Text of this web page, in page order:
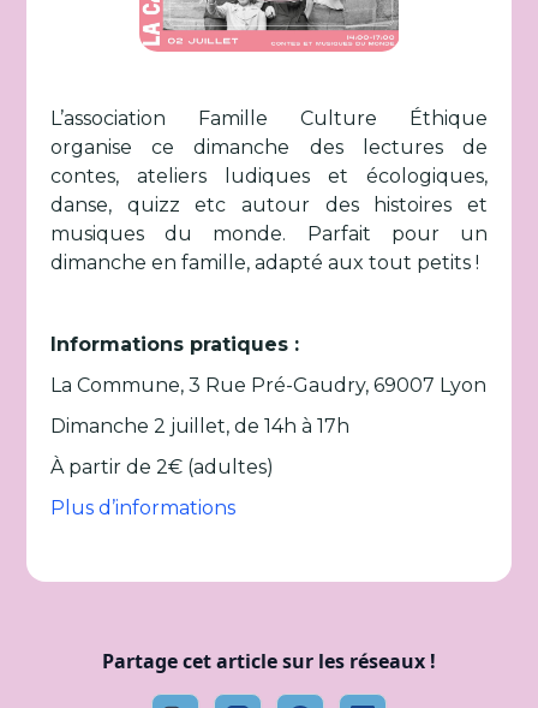
L’association Famille Culture Éthique
organise ce dimanche des lectures de
contes, ateliers ludiques et écologiques,
danse, quizz etc autour des histoires et
musiques du monde. Parfait pour un
dimanche en famille, adapté aux tout petits !
Informations pratiques :
La Commune, 3 Rue Pré-Gaudry, 69007 Lyon
Dimanche 2 juillet, de 14h à 17h
À partir de 2€ (adultes)
Plus d’informations
Partage cet article sur les réseaux !